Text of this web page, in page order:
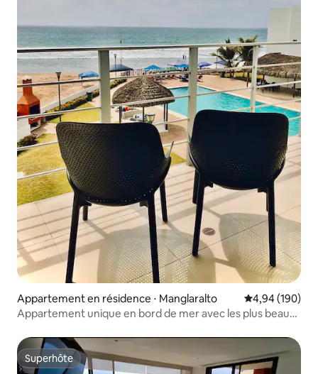
Appartement en résidence ⋅ Manglaralto Évaluation
4,94 (190)
Appartement unique en bord de mer avec les plus beaux
Superhôte
Superhôte